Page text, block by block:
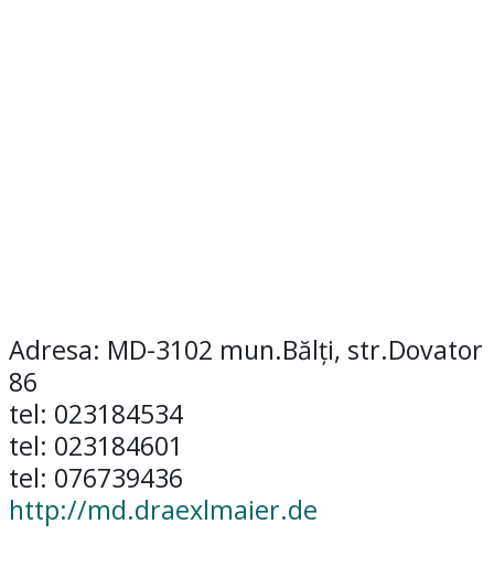
Adresa: MD-3102 mun.Bălţi, str.Dovator
86
tel: 023184534
tel: 023184601
tel: 076739436
http://md.draexlmaier.de